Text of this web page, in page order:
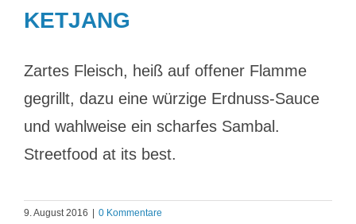
KETJANG
Zartes Fleisch, heiß auf offener Flamme
gegrillt, dazu eine würzige Erdnuss-Sauce
und wahlweise ein scharfes Sambal.
Streetfood at its best.
9. August 2016 | 0 Kommentare